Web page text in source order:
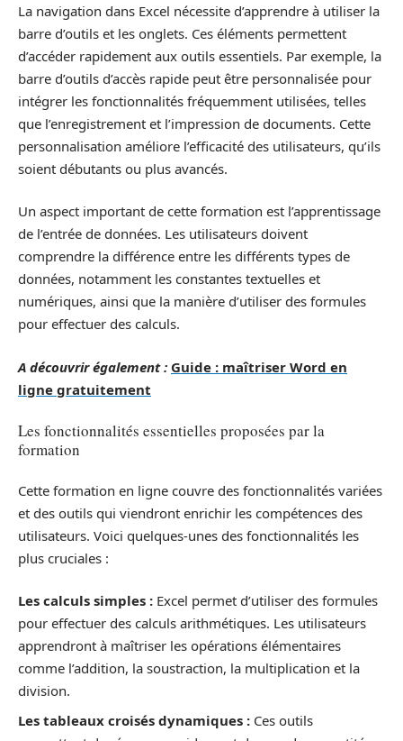
La navigation dans Excel nécessite d’apprendre à utiliser la
barre d’outils et les onglets. Ces éléments permettent
d’accéder rapidement aux outils essentiels. Par exemple, la
barre d’outils d’accès rapide peut être personnalisée pour
intégrer les fonctionnalités fréquemment utilisées, telles
que l’enregistrement et l’impression de documents. Cette
personnalisation améliore l’efficacité des utilisateurs, qu’ils
soient débutants ou plus avancés.
Un aspect important de cette formation est l’apprentissage
de l’entrée de données. Les utilisateurs doivent
comprendre la différence entre les différents types de
données, notamment les constantes textuelles et
numériques, ainsi que la manière d’utiliser des formules
pour effectuer des calculs.
A découvrir également : Guide : maîtriser Word en
ligne gratuitement
Les fonctionnalités essentielles proposées par la
formation
Cette formation en ligne couvre des fonctionnalités variées
et des outils qui viendront enrichir les compétences des
utilisateurs. Voici quelques-unes des fonctionnalités les
plus cruciales :
Les calculs simples : Excel permet d’utiliser des formules
pour effectuer des calculs arithmétiques. Les utilisateurs
apprendront à maîtriser les opérations élémentaires
comme l’addition, la soustraction, la multiplication et la
division.
Les tableaux croisés dynamiques : Ces outils